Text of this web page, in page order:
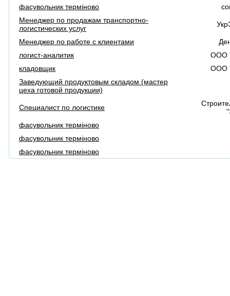
фасувольник терміново
Менеджер по продажам транспортно-
логистических услуг
Менеджер по работе с клиентами
логист-аналитик
ООО
кладовщик
ООО
Заведующий продуктовым складом (мастер
цеха готовой продукции)
Специалист по логистике
фасувольник терміново
фасувольник терміново
фасувольник терміново